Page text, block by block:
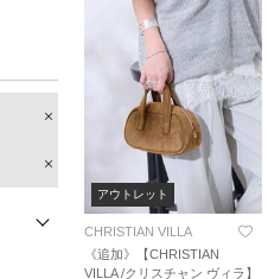
アウトレット
CHRISTIAN VILLA
《追加》【CHRISTIAN
VILLA /クリスチャン ヴィラ】